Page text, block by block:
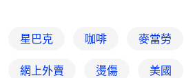
星巴克 咖啡 麥當勞
網上外賣 燙傷 美國